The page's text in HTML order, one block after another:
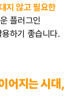
지 않고 필요한
플러그인
하기 좋습니다.
어지는 시대,